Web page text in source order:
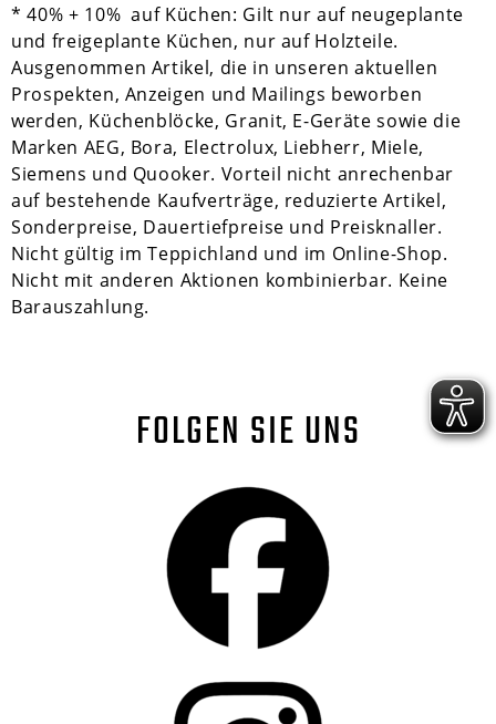
* 40% + 10% auf Küchen: Gilt nur auf neugeplante
und freigeplante Küchen, nur auf Holzteile.
Ausgenommen Artikel, die in unseren aktuellen
Prospekten, Anzeigen und Mailings beworben
werden, Küchenblöcke, Granit, E-Geräte sowie die
Marken AEG, Bora, Electrolux, Liebherr, Miele,
Siemens und Quooker. Vorteil nicht anrechenbar
auf bestehende Kaufverträge, reduzierte Artikel,
Sonderpreise, Dauertiefpreise und Preisknaller.
Nicht gültig im Teppichland und im Online-Shop.
Nicht mit anderen Aktionen kombinierbar. Keine
Barauszahlung.
FOLGEN SIE UNS